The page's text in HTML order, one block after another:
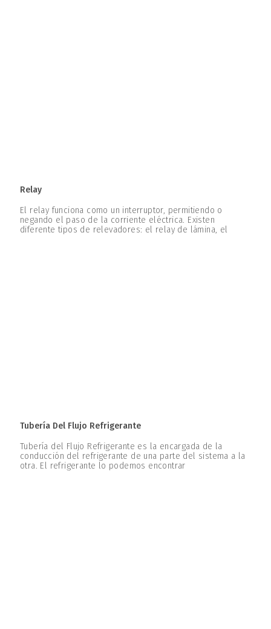
Relay
El relay funciona como un interruptor, permitiendo o
negando el paso de la corriente eléctrica. Existen
diferente tipos de relevadores: el relay de lámina, el
Tubería Del Flujo Refrigerante
Tubería del Flujo Refrigerante es la encargada de la
conducción del refrigerante de una parte del sistema a la
otra. El refrigerante lo podemos encontrar